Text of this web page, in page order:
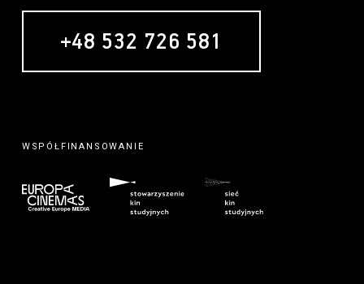
+48 532 726 581
WSPÓŁFINANSOWANIE